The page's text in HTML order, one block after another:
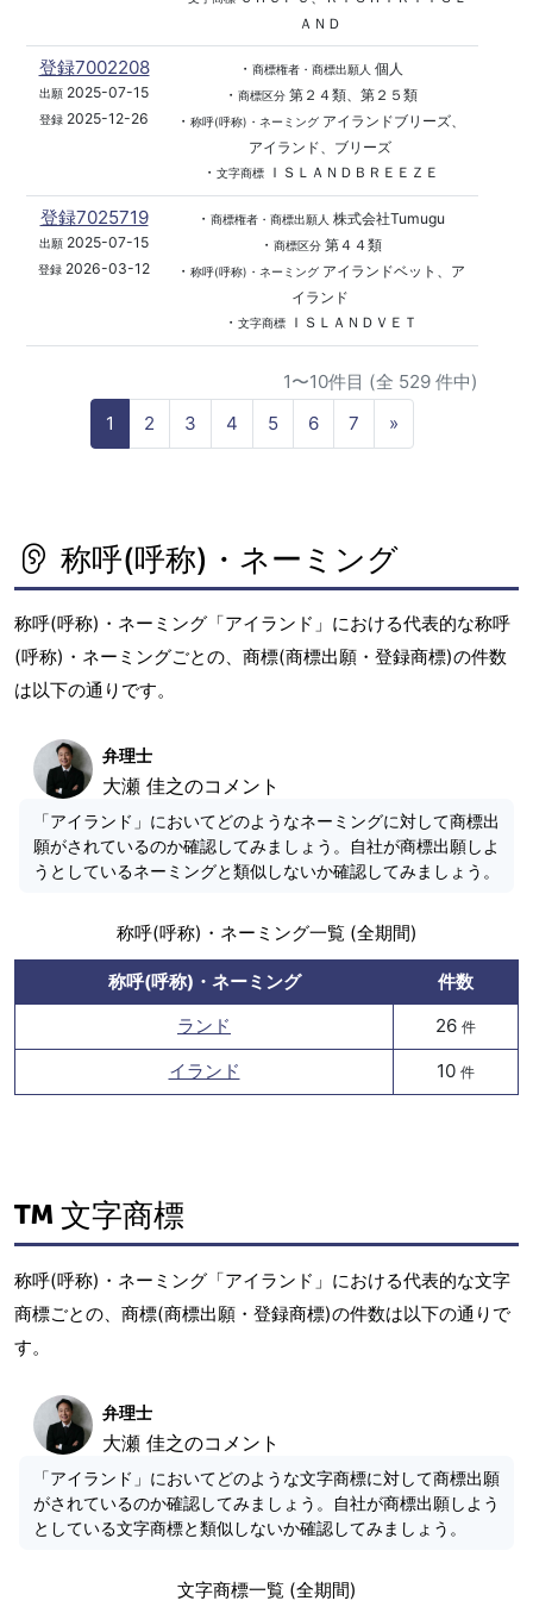
ＡＮＤ
登録7002208
出願 2025-07-15
登録 2025-12-26
・ 商標権者・商標出願人 個人
・ 商標区分第２４類、第２５類
・ 称呼(呼称)・ネーミングアイランドブリーズ、
アイランド、ブリーズ
・ 文字商標ＩＳＬＡＮＤＢＲＥＥＺＥ
登録7025719
出願 2025-07-15
登録 2026-03-12
・ 商標権者・商標出願人 株式会社Tumugu
・ 商標区分第４４類
・ 称呼(呼称)・ネーミングアイランドベット、ア
イランド
・ 文字商標ＩＳＬＡＮＤＶＥＴ
1〜10件目 (全 529 件中)
1
2 3 4 5 6 7 »
e
称呼(呼称)・ネーミング
称呼(呼称)・ネーミング「アイランド」における代表的な称呼
(呼称)・ネーミングごとの、商標(商標出願・登録商標)の件数
は以下の通りです。
弁理士
大瀬 佳之のコメント
「アイランド」においてどのようなネーミングに対して商標出
願がされているのか確認してみましょう。自社が商標出願しよ
うとしているネーミングと類似しないか確認してみましょう。
称呼(呼称)・ネーミング一覧 (全期間)
称呼(呼称)・ネーミング
件数
ランド
26 件
イランド 10 件
文字商標
称呼(呼称)・ネーミング「アイランド」における代表的な文字
商標ごとの、商標(商標出願・登録商標)の件数は以下の通りで
す。
弁理士
大瀬 佳之のコメント
「アイランド」においてどのような文字商標に対して商標出願
がされているのか確認してみましょう。自社が商標出願しよう
としている文字商標と類似しないか確認してみましょう。
文字商標一覧 (全期間)